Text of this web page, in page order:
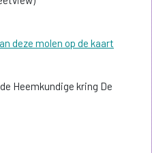
deze molen op de kaart
Heemkundige kring De